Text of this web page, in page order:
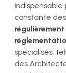
constante
spécialisés,
des